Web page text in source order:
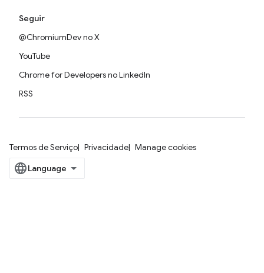
Seguir
@ChromiumDev no X
YouTube
Chrome for Developers no LinkedIn
RSS
Termos de Serviço Privacidade Manage cookies